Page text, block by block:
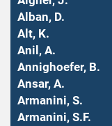
Alban, D.
Alt, K.
Anil, A.
Annighoefer, B.
Ansar, A.
Armanini, S.
Armanini, S.F.